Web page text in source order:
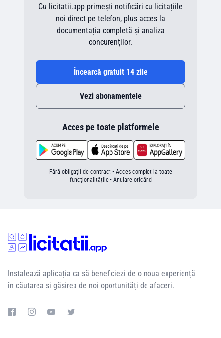
Cu licitatii.app primești notificări cu licitațiile
noi direct pe telefon, plus acces la
documentația completă și analiza
concurenților.
Încearcă gratuit 14 zile
Vezi abonamentele
Acces pe toate platformele
Fără obligații de contract • Acces complet la toate
funcționalitățile • Anulare oricând
Instalează aplicația ca să beneficiezi de o noua experiență
în căutarea si găsirea de noi oportunități de afaceri.